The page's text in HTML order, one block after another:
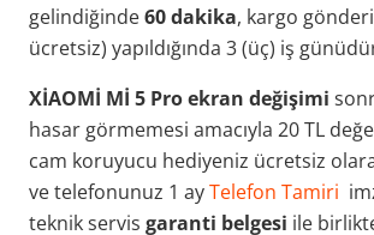
gelindiğinde60 dakika, kargo
ücretsiz) yapıldığında 3 (üç) iş
XİAOMİ Mİ 5 Pro ekran değişimi
hasar görmemesi amacıyla 20 TL
cam koruyucu hediyeniz ücretsiz
ve telefonunuz 1 ayTelefon Tamiri
teknik servis garanti belgesi ile